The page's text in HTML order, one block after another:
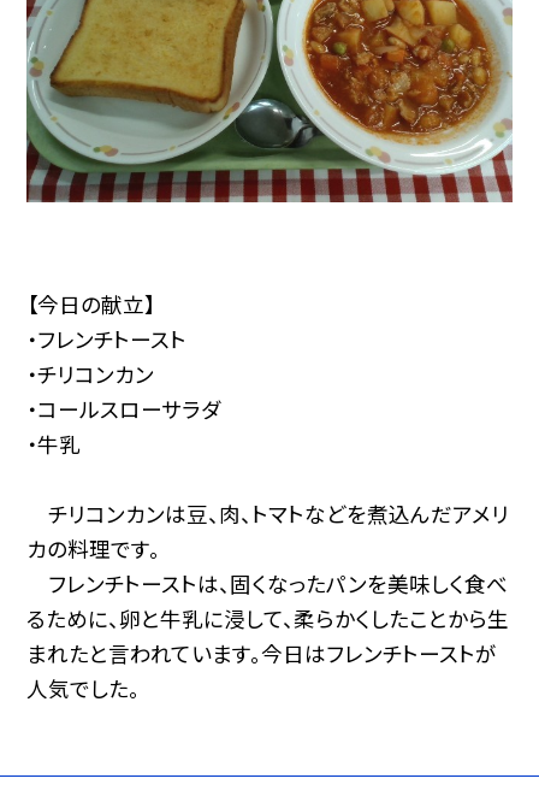
【今日の献立】
・フレンチトースト
・チリコンカン
・コールスローサラダ
・牛乳
チリコンカンは豆、肉、トマトなどを煮込んだアメリ
カの料理です。
フレンチトーストは、固くなったパンを美味しく食べ
るために、卵と牛乳に浸して、柔らかくしたことから生
まれたと言われています。今日はフレンチトーストが
人気でした。